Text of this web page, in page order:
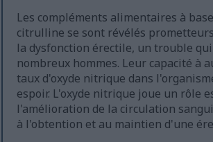
Les compléments alimentaires à
citrulline se sont révélés
la dysfonction érectile, un trouble
nombreux hommes. Leur capacité à
taux d'oxyde nitrique dans
espoir. L'oxyde nitrique joue un rôle
l'amélioration de la circulation
à l'obtention et au maintien d'une